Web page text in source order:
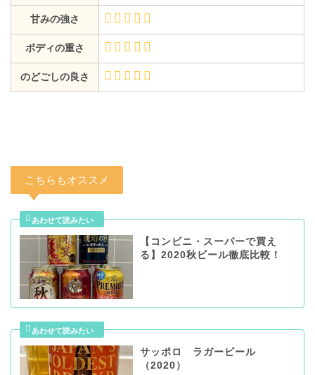
甘みの強さ
ボディの重さ
のどごしの良さ
こちらもオススメ
【コンビニ・スーパーで買え
る】2020秋ビール徹底比較！
サッポロ ラガービール
（2020）